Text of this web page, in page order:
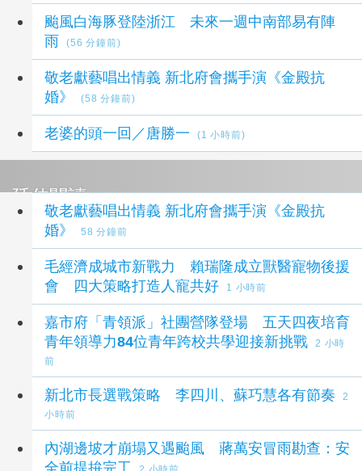
颱風白海豚登陸浙江 未來一週中南部易有陣
雨
(56 分鐘前)
敬老獻藝唱出情義 新北府會攜手演《金殿抗
婚》
(58 分鐘前)
老婆的頭一回／唐勝一 (1 小時前)
延伸閱讀
敬老獻藝唱出情義 新北府會攜手演《金殿抗
婚》
58 分鐘前
毛經濟成城市新戰力 賴瑞隆成立獸醫寵物後援
會 四大策略打造人寵共好
1 小時前
嘉市府「青領派」社團營隊登場 五天四夜培育
青年領導力84位青年跨校共學迎接新挑戰
2 小時
前
新北市長選戰策略 李四川、蘇巧慧各有節奏
2
小時前
內湖邊坡才崩塌又遇颱風 蔣萬安冒雨勘查：安
全前提拚完工